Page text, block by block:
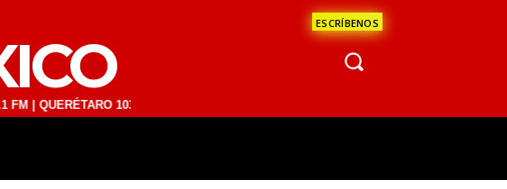
ESCRÍBENOS
103.1 FM | SAN JUAN DEL RÍO 93.1 FM | GUADALAJARA 1510 AM | LA